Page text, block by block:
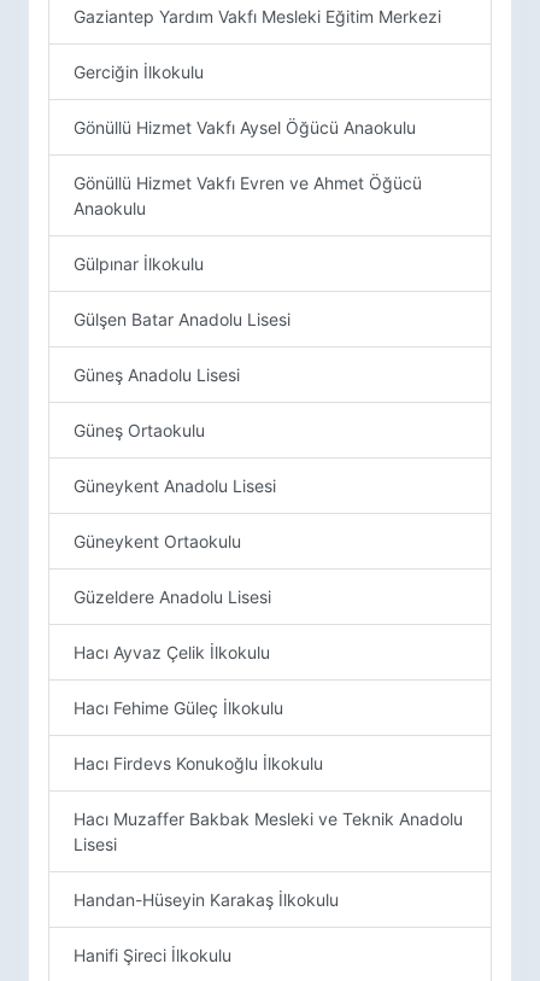
Gaziantep Yardım Vakfı Mesleki Eğitim Merkezi
Gerciğin İlkokulu
Gönüllü Hizmet Vakfı Aysel Öğücü Anaokulu
Gönüllü Hizmet Vakfı Evren ve Ahmet Öğücü
Anaokulu
Gülpınar İlkokulu
Gülşen Batar Anadolu Lisesi
Güneş Anadolu Lisesi
Güneş Ortaokulu
Güneykent Anadolu Lisesi
Güneykent Ortaokulu
Güzeldere Anadolu Lisesi
Hacı Ayvaz Çelik İlkokulu
Hacı Fehime Güleç İlkokulu
Hacı Firdevs Konukoğlu İlkokulu
Hacı Muzaffer Bakbak Mesleki ve Teknik Anadolu
Lisesi
Handan-Hüseyin Karakaş İlkokulu
Hanifi Şireci İlkokulu